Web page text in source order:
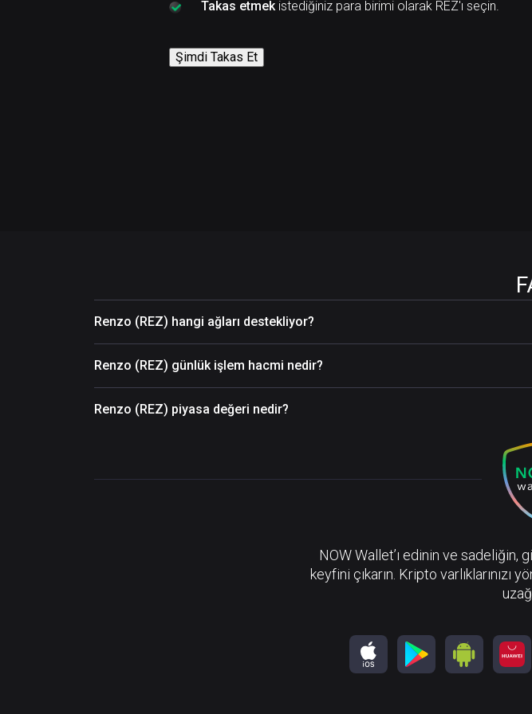
Takas etmekistediğiniz para birimi olarak REZ'ı seçin.
Şimdi Takas Et
Renzo (REZ) hangi ağları destekliyor?
Renzo (REZ) günlük işlem hacmi nedir?
Renzo (REZ) piyasa değeri nedir?
NOW Wallet’ı edinin ve sadeliğin,
keyfini çıkarın. Kripto varlıklarınızı